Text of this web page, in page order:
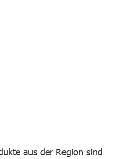
aus der Region sind